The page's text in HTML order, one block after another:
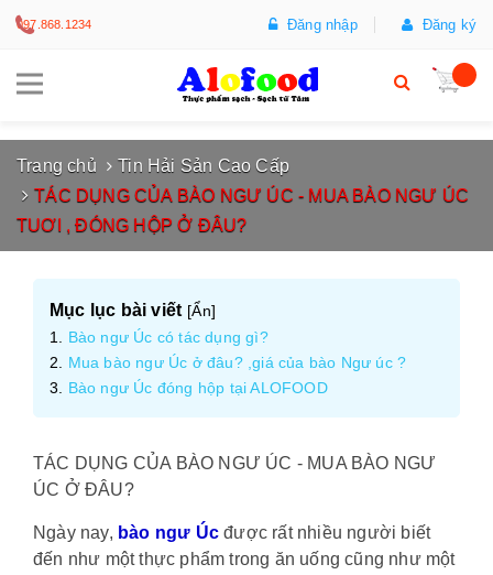
097.868.1234 Đăng nhập Đăng ký
Trang chủ
Tin Hải Sản Cao Cấp
TÁC DỤNG CỦA BÀO NGƯ ÚC - MUA BÀO NGƯ ÚC
TUƠI , ĐÓNG HỘP Ở ĐÂU?
Mục lục bài viết [Ẩn]
Bào ngư Úc có tác dụng gì?
Mua bào ngư Úc ở đâu? ,giá của bào Ngư úc ?
Bào ngư Úc đóng hộp tại ALOFOOD
TÁC DỤNG CỦA BÀO NGƯ ÚC - MUA BÀO NGƯ
ÚC Ở ĐÂU?
Ngày nay, bào ngư Úc được rất nhiều người biết
đến như một thực phẩm trong ăn uống cũng như một